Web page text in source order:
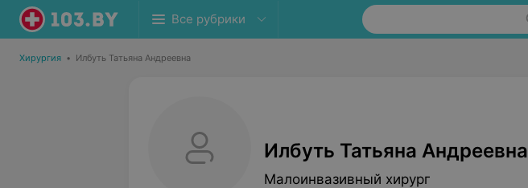
Все рубрики
Хирургия • Илбуть Татьяна Андреевна
Илбуть Татьяна Андреевна
Малоинвазивный хирург